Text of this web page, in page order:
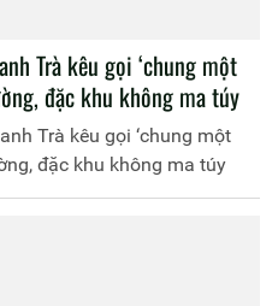
Trà kêu gọi ‘chung một
đặc khu không ma túy
Trà kêu gọi ‘chung một
đặc khu không ma túy